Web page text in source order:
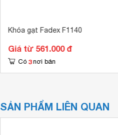
Khóa gạt Fadex F1140
Giá từ 561.000 đ
Có 3 nơi bán
SẢN PHẨM LIÊN QUAN